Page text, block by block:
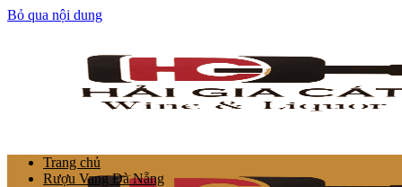
Bỏ qua nội dung
Trang chủ
Rượu Vang Đà Nẵng